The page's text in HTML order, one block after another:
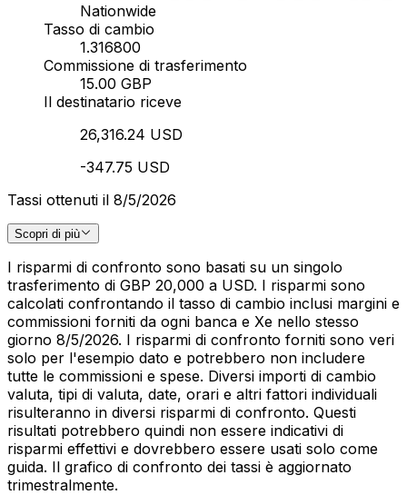
Nationwide
Tasso di cambio
1.316800
Commissione di trasferimento
15.00 GBP
Il destinatario riceve
26,316.24 USD
-347.75 USD
Tassi ottenuti il 8/5/2026
Scopri di più
I risparmi di confronto sono basati su un singolo
trasferimento di GBP 20,000 a USD. I risparmi sono
calcolati confrontando il tasso di cambio inclusi margini e
commissioni forniti da ogni banca e Xe nello stesso
giorno 8/5/2026. I risparmi di confronto forniti sono veri
solo per l'esempio dato e potrebbero non includere
tutte le commissioni e spese. Diversi importi di cambio
valuta, tipi di valuta, date, orari e altri fattori individuali
risulteranno in diversi risparmi di confronto. Questi
risultati potrebbero quindi non essere indicativi di
risparmi effettivi e dovrebbero essere usati solo come
guida. Il grafico di confronto dei tassi è aggiornato
trimestralmente.